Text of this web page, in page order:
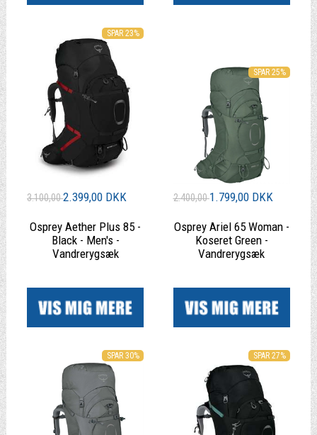
SPAR 23%
3.100,002.399,00 DKK
Osprey Aether Plus 85 -
Black - Men's -
Vandrerygsæk
SPAR 25%
2.400,001.799,00 DKK
Osprey Ariel 65 Woman -
Koseret Green -
Vandrerygsæk
SPAR 30% SPAR 27%